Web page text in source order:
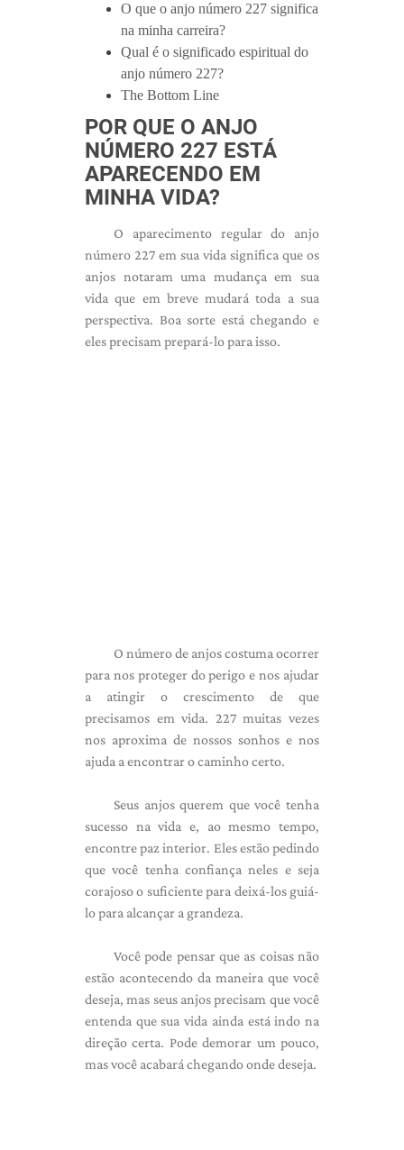
O que o anjo número 227 significa
na minha carreira?
Qual é o significado espiritual do
anjo número 227?
The Bottom Line
POR QUE O ANJO
NÚMERO 227 ESTÁ
APARECENDO EM
MINHA VIDA?
O aparecimento regular do anjo
número 227 em sua vida significa que os
anjos notaram uma mudança em sua
vida que em breve mudará toda a sua
perspectiva. Boa sorte está chegando e
eles precisam prepará-lo para isso.
O número de anjos costuma ocorrer
para nos proteger do perigo e nos ajudar
a atingir o crescimento de que
precisamos em vida. 227 muitas vezes
nos aproxima de nossos sonhos e nos
ajuda a encontrar o caminho certo.
Seus anjos querem que você tenha
sucesso na vida e, ao mesmo tempo,
encontre paz interior. Eles estão pedindo
que você tenha confiança neles e seja
corajoso o suficiente para deixá-los guiá-
lo para alcançar a grandeza.
Você pode pensar que as coisas não
estão acontecendo da maneira que você
deseja, mas seus anjos precisam que você
entenda que sua vida ainda está indo na
direção certa. Pode demorar um pouco,
mas você acabará chegando onde deseja.